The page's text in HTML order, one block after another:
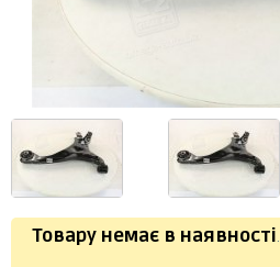
Товару немає в наявності.